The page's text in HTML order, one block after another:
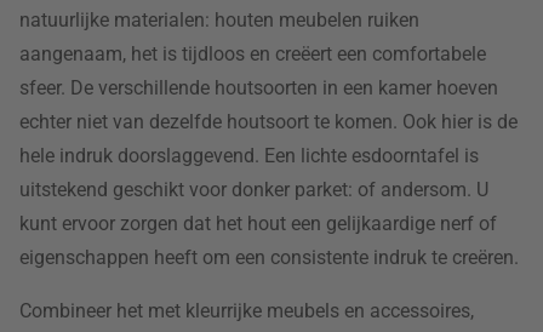
natuurlijke materialen: houten meubelen ruiken
aangenaam, het is tijdloos en creëert een comfortabele
sfeer. De verschillende houtsoorten in een kamer hoeven
echter niet van dezelfde houtsoort te komen. Ook hier is de
hele indruk doorslaggevend. Een lichte esdoorntafel is
uitstekend geschikt voor donker parket: of andersom. U
kunt ervoor zorgen dat het hout een gelijkaardige nerf of
eigenschappen heeft om een consistente indruk te creëren.
Combineer het met kleurrijke meubels en accessoires,